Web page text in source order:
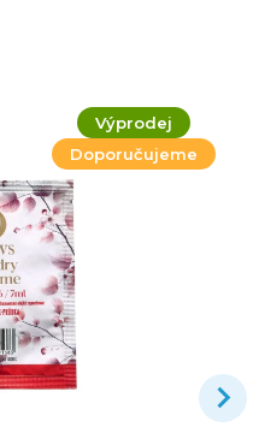
Výprodej
Doporučujeme